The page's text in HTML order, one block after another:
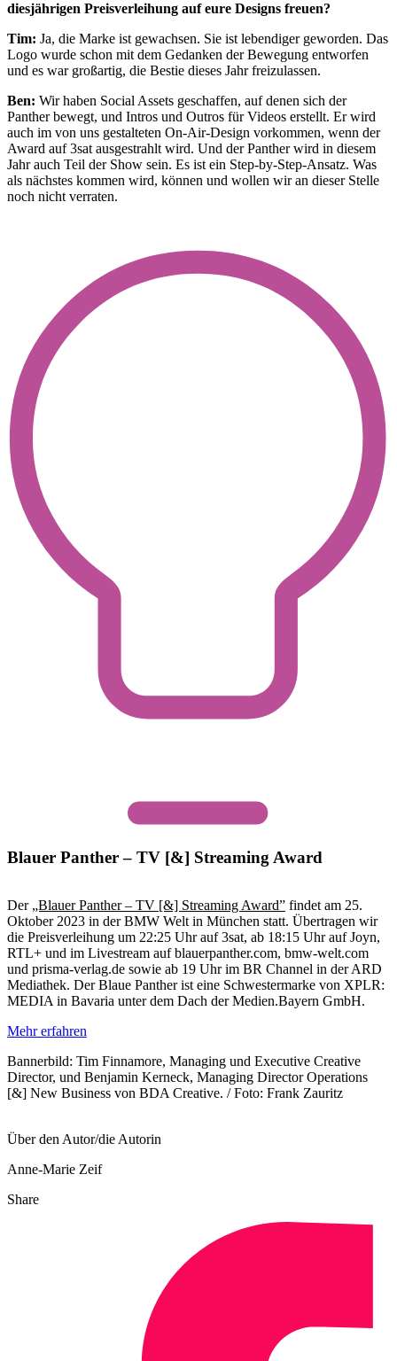
diesjährigen Preisverleihung auf eure Designs freuen?
Tim: Ja, die Marke ist gewachsen. Sie ist lebendiger geworden. Das
Logo wurde schon mit dem Gedanken der Bewegung entworfen
und es war großartig, die Bestie dieses Jahr freizulassen.
Ben: Wir haben Social Assets geschaffen, auf denen sich der
Panther bewegt, und Intros und Outros für Videos erstellt. Er wird
auch im von uns gestalteten On-Air-Design vorkommen, wenn der
Award auf 3sat ausgestrahlt wird. Und der Panther wird in diesem
Jahr auch Teil der Show sein. Es ist ein Step-by-Step-Ansatz. Was
als nächstes kommen wird, können und wollen wir an dieser Stelle
noch nicht verraten.
Blauer Panther – TV [&] Streaming Award
Der „Blauer Panther – TV [&] Streaming Award” findet am 25.
Oktober 2023 in der BMW Welt in München statt. Übertragen wir
die Preisverleihung um 22:25 Uhr auf 3sat, ab 18:15 Uhr auf Joyn,
RTL+ und im Livestream auf blauerpanther.com, bmw-welt.com
und prisma-verlag.de sowie ab 19 Uhr im BR Channel in der ARD
Mediathek. Der Blaue Panther ist eine Schwestermarke von XPLR:
MEDIA in Bavaria unter dem Dach der Medien.Bayern GmbH.
Mehr erfahren
Bannerbild: Tim Finnamore, Managing und Executive Creative
Director, und Benjamin Kerneck, Managing Director Operations
[&] New Business von BDA Creative. / Foto: Frank Zauritz
Über den Autor/die Autorin
Anne-Marie Zeif
Share